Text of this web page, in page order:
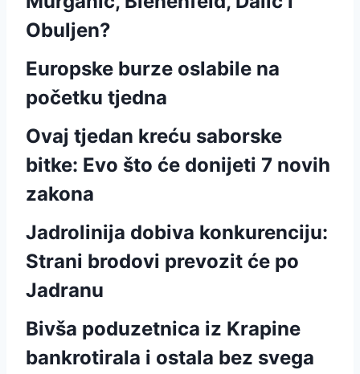
Obuljen?
Europske burze oslabile na
početku tjedna
Ovaj tjedan kreću saborske
bitke: Evo što će donijeti 7 novih
zakona
Jadrolinija dobiva konkurenciju:
Strani brodovi prevozit će po
Jadranu
Bivša poduzetnica iz Krapine
bankrotirala i ostala bez svega